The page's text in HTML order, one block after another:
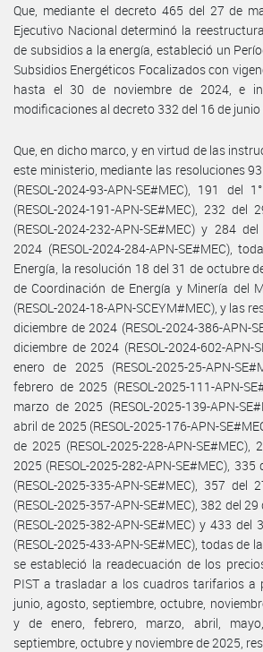
Que, mediante el decreto 465 del 27 de
Ejecutivo Nacional determinó la
de subsidios a la energía, estableció un
Subsidios Energéticos Focalizados con
hasta el 30 de noviembre de 2024, e
modificaciones al decreto 332 del 16 de junio
Que, en dicho marco, y en virtud de las
este ministerio, mediante las resoluciones
(RESOL-2024-93-APN-SE#MEC), 191
(RESOL-2024-191-APN-SE#MEC), 232
(RESOL-2024-232-APN-SE#MEC) y 284
2024 (RESOL-2024-284-APN-SE#MEC),
Energía, la resolución 18 del 31 de octubre
de Coordinación de Energía y Minería del
(RESOL-2024-18-APN-SCEYM#MEC), y las
diciembre de 2024 (RESOL-2024-386-APN-
diciembre de 2024 (RESOL-2024-602-APN-
enero de 2025 (RESOL-2025-25-APN-
febrero de 2025 (RESOL-2025-111-APN-
marzo de 2025 (RESOL-2025-139-APN-
abril de 2025 (RESOL-2025-176-APN-
de 2025 (RESOL-2025-228-APN-
2025 (RESOL-2025-282-APN-SE#MEC),
(RESOL-2025-335-APN-SE#MEC), 357
(RESOL-2025-357-APN-SE#MEC), 382 del
(RESOL-2025-382-APN-SE#MEC) y 433
(RESOL-2025-433-APN-SE#MEC), todas de
se estableció la readecuación de los
PIST a trasladar a los cuadros tarifarios a
junio, agosto, septiembre, octubre,
y de enero, febrero, marzo, abril,
septiembre, octubre y noviembre de 2025,